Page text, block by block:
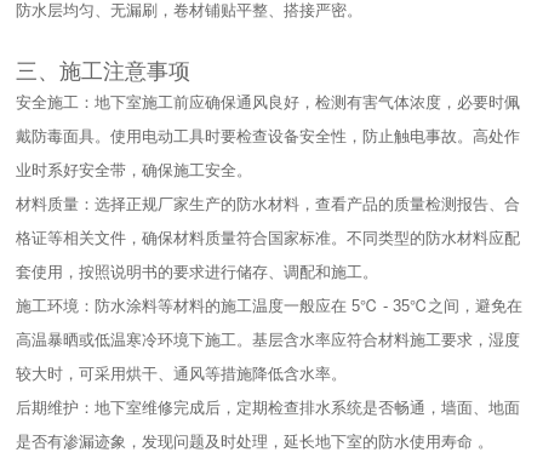
防水层均匀、无漏刷，卷材铺贴平整、搭接严密。​
三、施工注意事项​
安全施工：地下室施工前应确保通风良好，检测有害气体浓度，必要时佩
戴防毒面具。使用电动工具时要检查设备安全性，防止触电事故。高处作
业时系好安全带，确保施工安全。​
材料质量：选择正规厂家生产的防水材料，查看产品的质量检测报告、合
格证等相关文件，确保材料质量符合国家标准。不同类型的防水材料应配
套使用，按照说明书的要求进行储存、调配和施工。​
施工环境：防水涂料等材料的施工温度一般应在 5℃ - 35℃之间，避免在
高温暴晒或低温寒冷环境下施工。基层含水率应符合材料施工要求，湿度
较大时，可采用烘干、通风等措施降低含水率。​
后期维护：地下室维修完成后，定期检查排水系统是否畅通，墙面、地面
是否有渗漏迹象，发现问题及时处理，延长地下室的防水使用寿命 。